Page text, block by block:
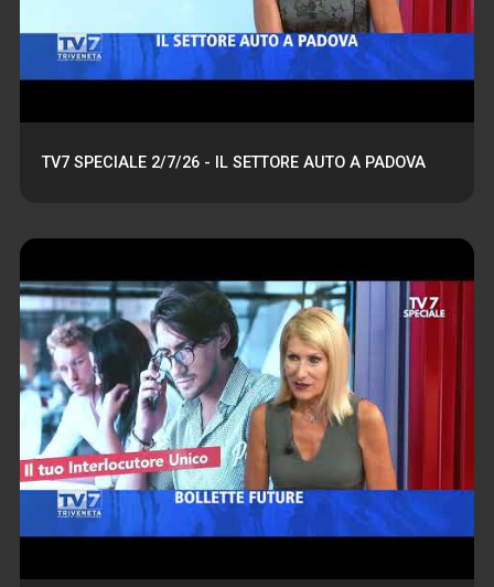
TV7 SPECIALE 2/7/26 - IL SETTORE AUTO A PADOVA